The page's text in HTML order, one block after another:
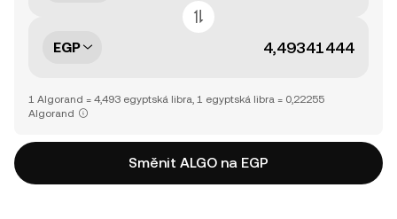
EGP
1 Algorand = 4,493 egyptská libra, 1 egyptská libra = 0,22255
Algorand
Směnit ALGO na EGP